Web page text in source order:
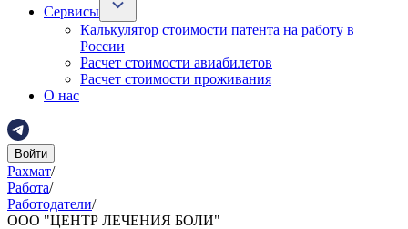
Сервисы
Калькулятор стоимости патента на работу в
России
Расчет стоимости авиабилетов
Расчет стоимости проживания
О нас
Войти
Рахмат/
Работа/
Работодатели/
ООО "ЦЕНТР ЛЕЧЕНИЯ БОЛИ"